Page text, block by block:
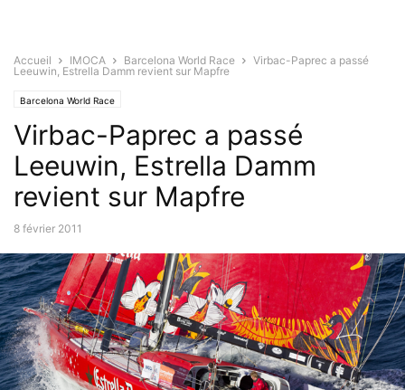
Accueil IMOCA Barcelona World Race
Virbac-Paprec a passé
Leeuwin, Estrella Damm revient sur Mapfre
Barcelona World Race
Virbac-Paprec a passé
Leeuwin, Estrella Damm
revient sur Mapfre
8 février 2011